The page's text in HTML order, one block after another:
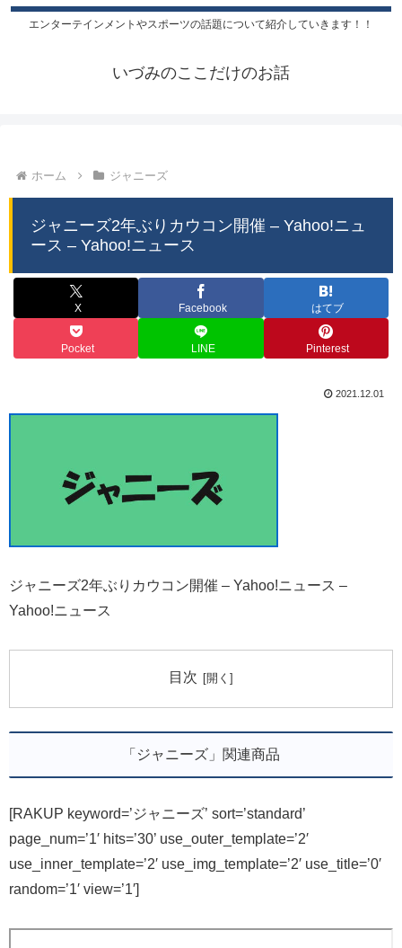
エンターテインメントやスポーツの話題について紹介していきます！！
いづみのここだけのお話
ホーム ジャニーズ
ジャニーズ2年ぶりカウコン開催 – Yahoo!ニュ
ース – Yahoo!ニュース
X Facebook はてブ
Pocket LINE Pinterest
2021.12.01
ジャニーズ2年ぶりカウコン開催 – Yahoo!ニュース –
Yahoo!ニュース
目次
「ジャニーズ」関連商品
[RAKUP keyword=’ジャニーズ’ sort=’standard’
page_num=’1′ hits=’30’ use_outer_template=’2′
use_inner_template=’2′ use_img_template=’2′ use_title=’0′
random=’1′ view=’1′]